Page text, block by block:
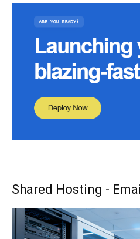
Shared Hosting -